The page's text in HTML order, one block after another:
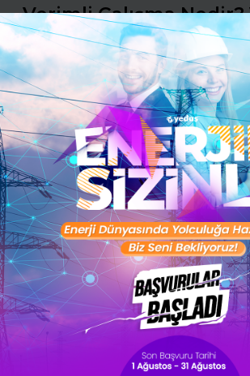
Verimli Çalışma
Çalışma Teknikleri
Verimli çalışma teknikleri, zamanı etkili
odaklanmayı artıran ve üretkenliği
yöntemler sunar. Planlama,
yönetimiyle daha az zamanda daha
Daha fazla oku
CV Hazırla